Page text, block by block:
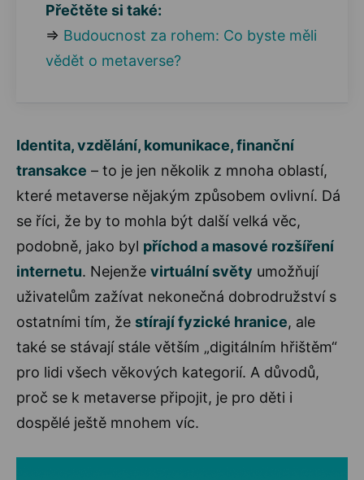
Přečtěte si také:
⇒ Budoucnost za rohem: Co byste měli
vědět o metaverse?
Identita, vzdělání, komunikace, finanční
transakce – to je jen několik z mnoha oblastí,
které metaverse nějakým způsobem ovlivní. Dá
se říci, že by to mohla být další velká věc,
podobně, jako byl příchod a masové rozšíření
internetu. Nejenže virtuální světy umožňují
uživatelům zažívat nekonečná dobrodružství s
ostatními tím, že stírají fyzické hranice, ale
také se stávají stále větším „digitálním hřištěm“
pro lidi všech věkových kategorií. A důvodů,
proč se k metaverse připojit, je pro děti i
dospělé ještě mnohem víc.